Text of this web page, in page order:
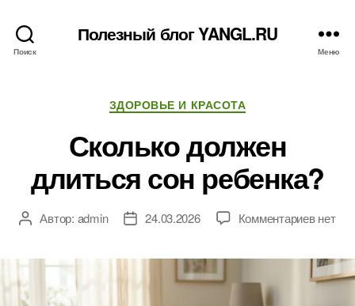
Поиск
Полезный блог YANGL.RU
Меню
Рубрики
ЗДОРОВЬЕ И КРАСОТА
Сколько должен
длиться сон ребенка?
АвторАвтор: admin
Дата24.03.2026 Комментариевк
должен
нет